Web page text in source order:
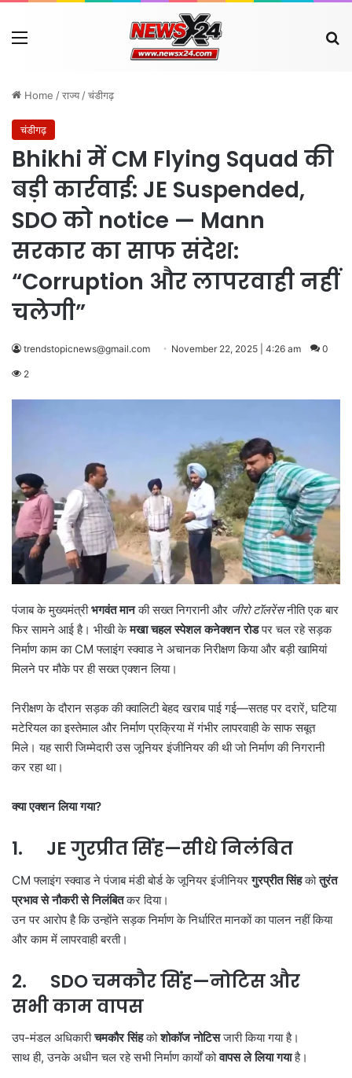
Menu
Home /राज्य /चंडीगढ़
चंडीगढ़
Bhikhi में CM Flying Squad की
बड़ी कार्रवाई: JE Suspended,
SDO को notice — Mann
सरकार का साफ संदेश:
“Corruption और लापरवाही नहीं
चलेगी”
trendstopicnews@gmail.com November 22, 2025 | 4:26 am 0
2
पंजाब के मुख्यमंत्रीभगवंत मानकी सख्त निगरानी और जीरो टॉलरेंसनीति एक बार
फिर सामने आई है। भीखी केमखा चहल स्पेशल कनेक्शन रोडपर चल रहे सड़क
निर्माण काम का CM फ्लाइंग स्क्वाड ने अचानक निरीक्षण किया और बड़ी खामियां
मिलने पर मौके पर ही सख्त एक्शन लिया।
निरीक्षण के दौरान सड़क की क्वालिटी बेहद खराब पाई गई—सतह पर दरारें, घटिया
मटेरियल का इस्तेमाल और निर्माण प्रक्रिया में गंभीर लापरवाही के साफ सबूत
मिले। यह सारी जिम्मेदारी उस जूनियर इंजीनियर की थी जो निर्माण की निगरानी
कर रहा था।
क्या एक्शन लिया गया?
1. JEगुरप्रीत सिंह—सीधे निलंबित
CM फ्लाइंग स्क्वाड ने पंजाब मंडी बोर्ड के जूनियर इंजीनियरगुरप्रीत सिंहकोतुरंत
प्रभाव से नौकरी से निलंबितकर दिया।
उन पर आरोप है कि उन्होंने सड़क निर्माण के निर्धारित मानकों का पालन नहीं किया
और काम में लापरवाही बरती।
2. SDOचमकौर सिंह—नोटिस और
सभी काम वापस
उप-मंडल अधिकारीचमकौर सिंहकोशोकॉज नोटिसजारी किया गया है।
साथ ही, उनके अधीन चल रहे सभी निर्माण कार्यों कोवापस ले लिया गयाहै।